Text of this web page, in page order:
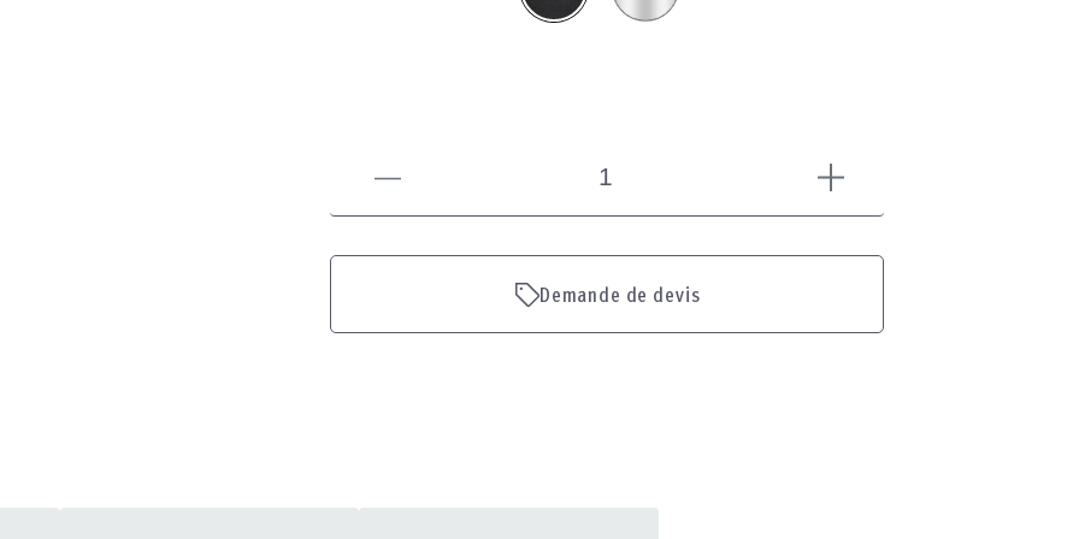
Demande de devis